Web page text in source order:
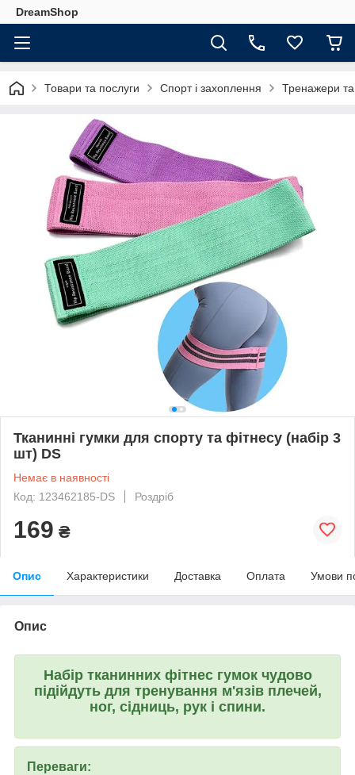
DreamShop
Товари та послуги Спорт і захоплення Тренажери
Тканинні гумки для спорту та фітнесу (набір 3
шт) DS
Немає в наявності
Код: 123462185-DS
Роздріб
169 ₴
Опис Характеристики Доставка Оплата Умови
Опис
Набір тканинних фітнес гумок чудово
підійдуть для тренування м'язів плечей,
ног, сідниць, рук і спини.
Переваги: